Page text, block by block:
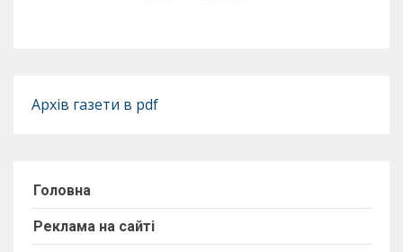
Архів газети в pdf
Головна
Реклама на сайті